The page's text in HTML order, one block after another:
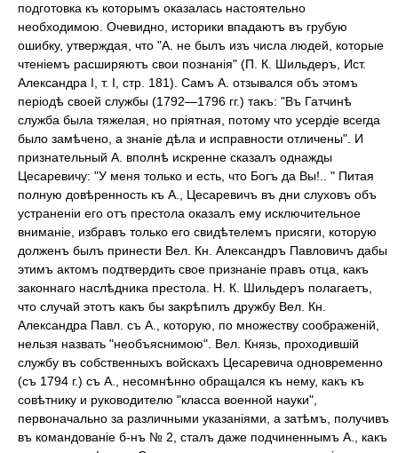
подготовка къ которымъ оказалась настоятельно
необходимою. Очевидно, историки впадаютъ въ грубую
ошибку, утверждая, что "А. не былъ изъ числа людей, которые
чтеніемъ расширяютъ свои познанія" (П. К. Шильдеръ, Ист.
Александра I, т. I, стр. 181). Самъ А. отзывался объ этомъ
періодѣ своей службы (1792—1796 гг.) такъ: "Въ Гатчинѣ
служба была тяжелая, но пріятная, потому что усердіе всегда
было замѣчено, а знаніе дѣла и исправности отличены". И
признательный А. вполнѣ искренне сказалъ однажды
Цесаревичу: "У меня только и есть, что Богъ да Вы!.. " Питая
полную довѣренность къ А., Цесаревичъ въ дни слуховъ объ
устраненіи его отъ престола оказалъ ему исключительное
вниманіе, избравъ только его свидѣтелемъ присяги, которую
долженъ былъ принести Вел. Кн. Александръ Павловичъ дабы
этимъ актомъ подтвердить свое признаніе правъ отца, какъ
законнаго наслѣдника престола. Н. К. Шильдеръ полагаетъ,
что случай этотъ какъ бы закрѣпилъ дружбу Вел. Кн.
Александра Павл. съ А., которую, по множеству соображеній,
нельзя назвать "необъяснимою". Вел. Князь, проходившій
службу въ собственныхъ войскахъ Цесаревича одновременно
(съ 1794 г.) съ А., несомнѣнно обращался къ нему, какъ къ
совѣтнику и руководителю "класса военной науки",
первоначально за различными указаніями, а затѣмъ, получивъ
въ командованіе б-нъ № 2, сталъ даже подчиненнымъ А., какъ